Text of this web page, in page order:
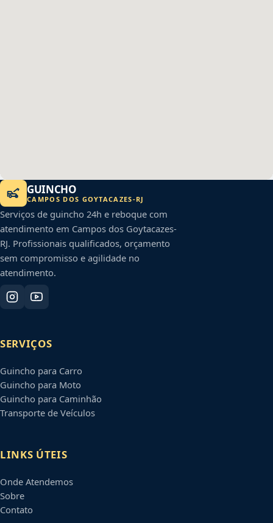
GUINCHO
CAMPOS DOS GOYTACAZES-RJ
Serviços de guincho 24h e reboque com
atendimento em Campos dos Goytacazes-
RJ. Profissionais qualificados, orçamento
sem compromisso e agilidade no
atendimento.
SERVIÇOS
Guincho para Carro
Guincho para Moto
Guincho para Caminhão
Transporte de Veículos
LINKS ÚTEIS
Onde Atendemos
Sobre
Contato